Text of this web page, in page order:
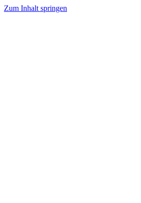
Zum Inhalt springen